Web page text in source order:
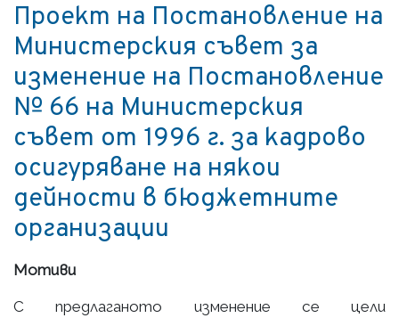
Проект на Постановление на
Министерския съвет за
изменение на Постановление
№ 66 на Министерския
съвет от 1996 г. за кадрово
осигуряване на някои
дейности в бюджетните
организации
Мотиви
С предлаганото изменение се цели